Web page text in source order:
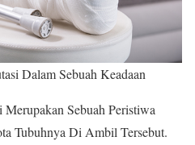
Dalam Sebuah Keadaan
Merupakan Sebuah Peristiwa
Tubuhnya Di Ambil Tersebut.